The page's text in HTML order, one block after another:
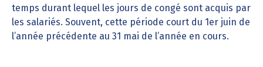
temps durant lequel les jours de congé sont acquis par
les salariés. Souvent, cette période court du 1er juin de
l’année précédente au 31 mai de l’année en cours.